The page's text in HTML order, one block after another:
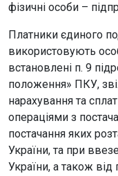
фізичні особи –
Платники єдиного
використовують
встановлені п. 9
положення» ПКУ,
нарахування та
операціями з
постачання яких
України, та при
України, а також від